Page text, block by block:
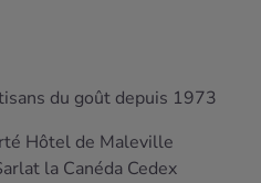
du goût depuis 1973
Hôtel de Maleville
la Canéda Cedex